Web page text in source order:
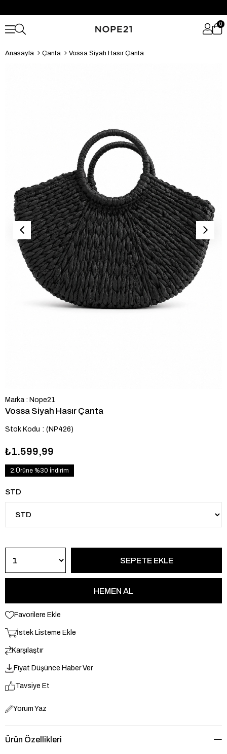
0
Anasayfa Çanta Vossa Siyah Hasır Çanta
Marka : Nope21
Vossa Siyah Hasır Çanta
Stok Kodu (NP426)
₺1.599,99
2.Ürüne %30 İndirim
STD
Favorilere Ekle
İstek Listeme Ekle
Karşılaştır
Fiyat Düşünce Haber Ver
Tavsiye Et
Yorum Yaz
Ürün Özellikleri